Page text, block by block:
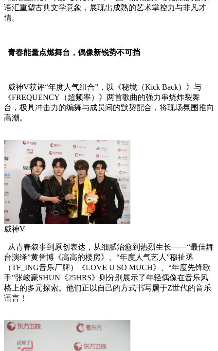
语汇重塑古典文学意象，展现出成熟的艺术掌控力与非凡才
情。
青春能量点燃舞台，偶像新锐势不可挡
威神V获评“年度人气组合”，以《秘境（Kick Back）》与
《FREQUENCY（超频率）》两首歌曲的强力串烧炸裂舞
台，极具冲击力的编舞与成员间的默契配合，将现场氛围推向
高潮。
威神V
从青春叙事到原创表达，从细腻治愈到热烈生长——“最佳舞
台演绎”黄誉博《高高的楼房》、“年度人气艺人”穆祉丞
（TF_ING音乐厂牌）《LOVE U SO MUCH》、“年度先锋歌
手”张峻豪SHUN《25HRS》则分别展示了年轻偶像在音乐风
格上的多元探索。他们正以自己的方式书写属于Z世代的音乐
语言！